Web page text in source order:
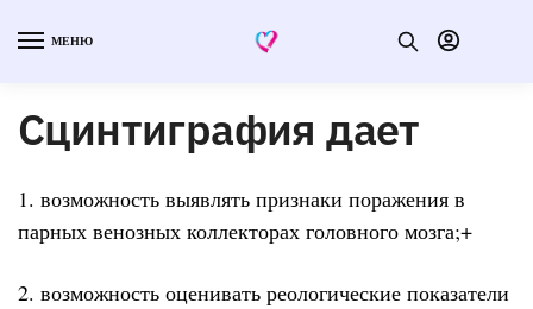
МЕНЮ
Сцинтиграфия дает
1. возможность выявлять признаки поражения в
парных венозных коллекторах головного мозга;+
2. возможность оценивать реологические показатели